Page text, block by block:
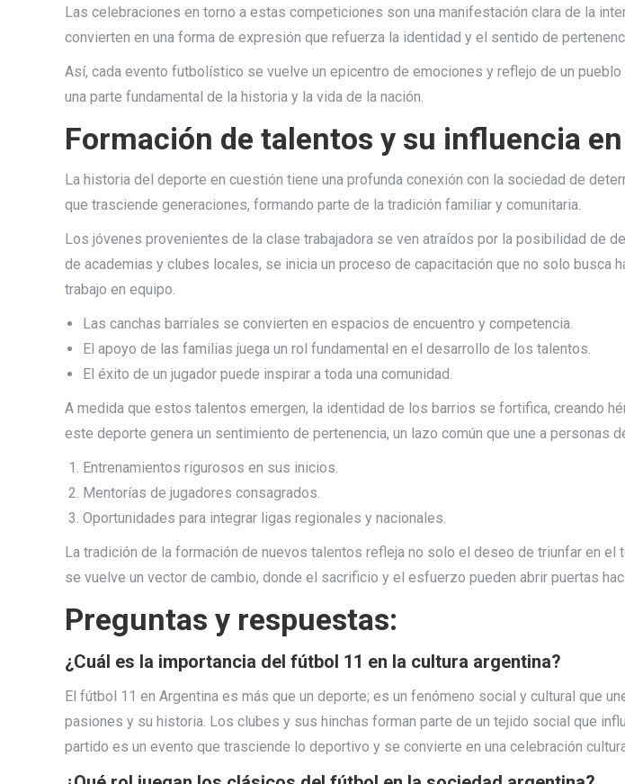
Las celebraciones en torno a estas competiciones son una manifestación clara de la
convierten en una forma de expresión que refuerza la identidad y el sentido de
Así, cada evento futbolístico se vuelve un epicentro de emociones y reflejo de un
una parte fundamental de la historia y la vida de la nación.
Formación de talentos y su influencia
La historia del deporte en cuestión tiene una profunda conexión con la sociedad de
que trasciende generaciones, formando parte de la tradición familiar y comunitaria.
Los jóvenes provenientes de la clase trabajadora se ven atraídos por la posibilidad de
de academias y clubes locales, se inicia un proceso de capacitación que no solo
trabajo en equipo.
Las canchas barriales se convierten en espacios de encuentro y competencia.
El apoyo de las familias juega un rol fundamental en el desarrollo de los talentos.
El éxito de un jugador puede inspirar a toda una comunidad.
A medida que estos talentos emergen, la identidad de los barrios se fortifica, creando
este deporte genera un sentimiento de pertenencia, un lazo común que une a personas
Entrenamientos rigurosos en sus inicios.
Mentorías de jugadores consagrados.
Oportunidades para integrar ligas regionales y nacionales.
La tradición de la formación de nuevos talentos refleja no solo el deseo de triunfar en
se vuelve un vector de cambio, donde el sacrificio y el esfuerzo pueden abrir puertas
Preguntas y respuestas:
¿Cuál es la importancia del fútbol 11 en la cultura argentina?
El fútbol 11 en Argentina es más que un deporte; es un fenómeno social y cultural que
pasiones y su historia. Los clubes y sus hinchas forman parte de un tejido social que
partido es un evento que trasciende lo deportivo y se convierte en una celebración